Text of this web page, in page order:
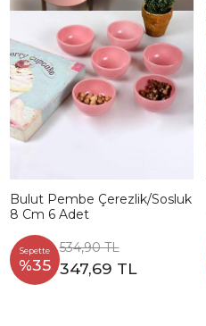
Bulut Pembe Çerezlik/Sosluk
8 Cm 6 Adet
Sepette
%35
534,90 TL
347,69 TL